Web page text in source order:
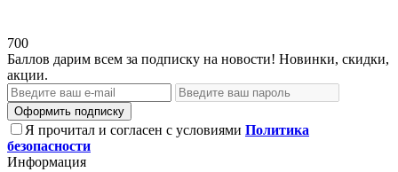
700
Баллов дарим всем за подписку на новости! Новинки, скидки,
акции.
Оформить подписку
Я прочитал и согласен с условиями Политика
безопасности
Информация